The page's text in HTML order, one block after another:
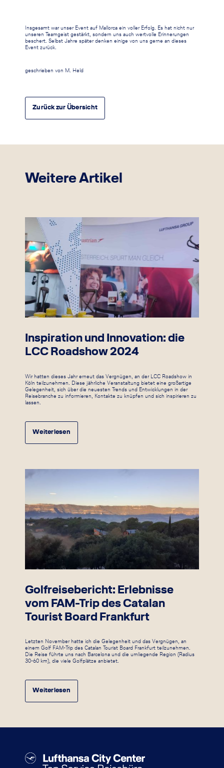
Insgesamt war unser Event auf Mallorca ein voller Erfolg. Es hat nicht nur
unseren Teamgeist gestärkt, sondern uns auch wertvolle Erinnerungen
beschert. Selbst Jahre später denken einige von uns gerne an dieses
Event zurück.
geschrieben von M. Held
Zurück zur Übersicht
Weitere Artikel
Inspiration und Innovation: die
LCC Roadshow 2024
Wir hatten dieses Jahr erneut das Vergnügen, an der LCC Roadshow in
Köln teilzunehmen. Diese jährliche Veranstaltung bietet eine großartige
Gelegenheit, sich über die neuesten Trends und Entwicklungen in der
Reisebranche zu informieren, Kontakte zu knüpfen und sich inspirieren zu
lassen.
Weiterlesen
Golfreisebericht: Erlebnisse
vom FAM-Trip des Catalan
Tourist Board Frankfurt
Letzten November hatte ich die Gelegenheit und das Vergnügen, an
einem Golf FAM-Trip des Catalan Tourist Board Frankfurt teilzunehmen.
Die Reise führte uns nach Barcelona und die umliegende Region (Radius
30-60 km), die viele Golfplätze anbietet.
Weiterlesen